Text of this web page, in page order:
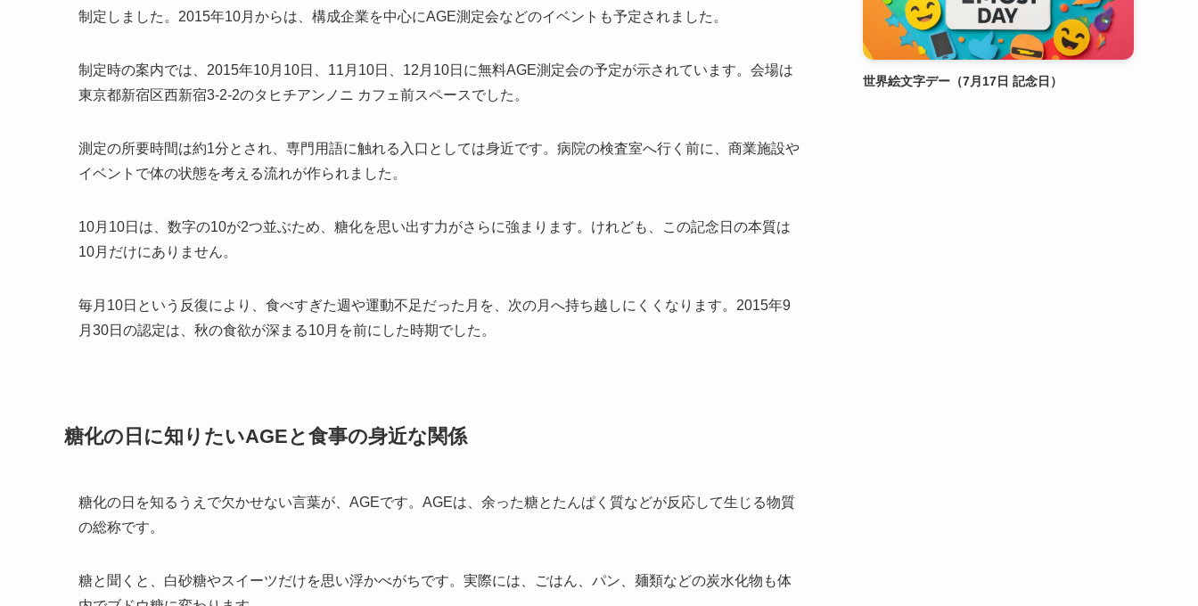
制定しました。2015年10月からは、構成企業を中心にAGE測定会などのイベントも予定されました。
制定時の案内では、2015年10月10日、11月10日、12月10日に無料AGE測定会の予定が示されています。会場は
東京都新宿区西新宿3-2-2のタヒチアンノニ カフェ前スペースでした。
測定の所要時間は約1分とされ、専門用語に触れる入口としては身近です。病院の検査室へ行く前に、商業施設や
イベントで体の状態を考える流れが作られました。
10月10日は、数字の10が2つ並ぶため、糖化を思い出す力がさらに強まります。けれども、この記念日の本質は
10月だけにありません。
毎月10日という反復により、食べすぎた週や運動不足だった月を、次の月へ持ち越しにくくなります。2015年9
月30日の認定は、秋の食欲が深まる10月を前にした時期でした。
糖化の日に知りたいAGEと食事の身近な関係
糖化の日を知るうえで欠かせない言葉が、AGEです。AGEは、余った糖とたんぱく質などが反応して生じる物質
の総称です。
糖と聞くと、白砂糖やスイーツだけを思い浮かべがちです。実際には、ごはん、パン、麺類などの炭水化物も体
世界絵文字デー（7月17日 記念日）